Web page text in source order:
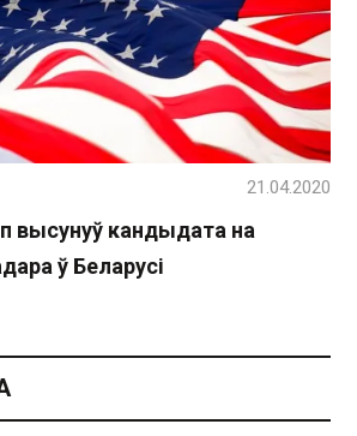
высунуў кандыдата на
ў Беларусі
21.04.2020